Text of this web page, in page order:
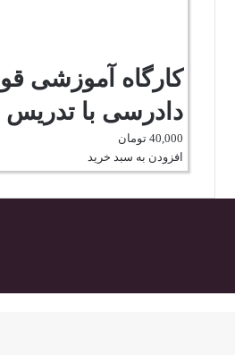
کارگاه آموزشی
دادرسی با تدریس
40,000 تومان
افزودن به سبد خرید